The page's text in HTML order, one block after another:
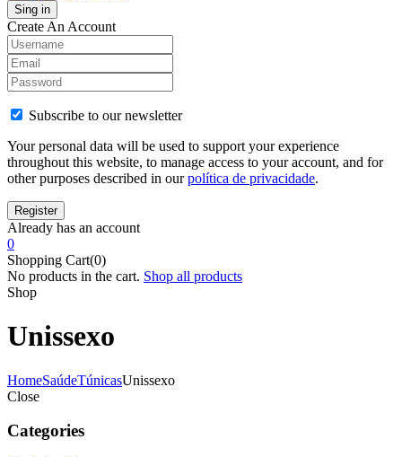
Create An Account
Subscribe to our newsletter
Your personal data will be used to support your experience
throughout this website, to manage access to your account, and for
other purposes described in ourpolítica de privacidade.
Already has an account
0
Shopping Cart(0)
No products in the cart. Shop all products
Shop
Unissexo
HomeSaúdeTúnicasUnissexo
Close
Categories